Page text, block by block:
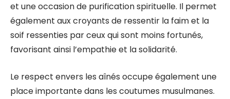
et une occasion de purification spirituelle. Il permet
également aux croyants de ressentir la faim et la
soif ressenties par ceux qui sont moins fortunés,
favorisant ainsi l’empathie et la solidarité.
Le respect envers les aînés occupe également une
place importante dans les coutumes musulmanes.